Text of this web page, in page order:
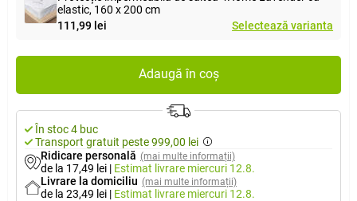
elastic, 160 x 200 cm
111,99 lei
Selectează varianta
Adaugă în coș
În stoc 4 buc
Transport gratuit peste 999,00 lei
Ridicare personală (mai multe informații)
de la 17,49 lei | Estimat livrare miercuri 12.8.
Livrare la domiciliu (mai multe informații)
de la 23,49 lei | Estimat livrare miercuri 12.8.